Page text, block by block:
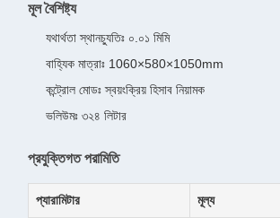
মূল বৈশিষ্ট্য
যথার্থতা স্থানচ্যুতিঃ ০.০১ মিমি
বাহ্যিক মাত্রাঃ 1060×580×1050mm
কন্ট্রোল মোডঃ স্বয়ংক্রিয় হিসাব নিয়ামক
ভলিউমঃ ৩২৪ লিটার
প্রযুক্তিগত পরামিতি
প্যারামিটার মূল্য